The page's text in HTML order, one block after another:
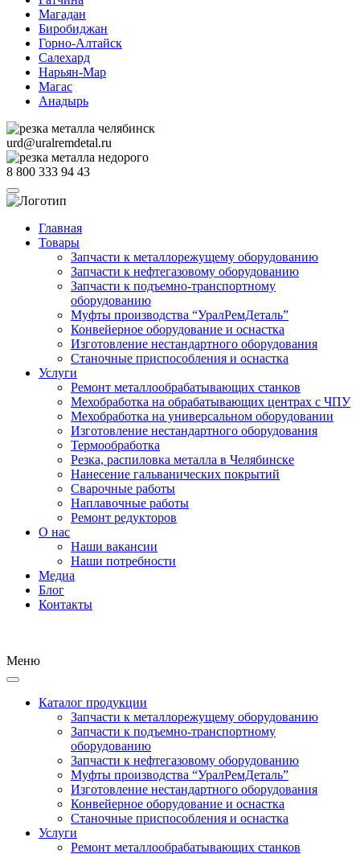
Магадан
Биробиджан
Горно-Алтайск
Салехард
Нарьян-Мар
Магас
Анадырь
urd@uralremdetal.ru
8 800 333 94 43
Главная
Товары
Запчасти к металлорежущему оборудованию
Запчасти к нефтегазовому оборудованию
Запчасти к подъемно-транспортному
оборудованию
Муфты производства “УралРемДеталь”
Конвейерное оборудование и оснастка
Изготовление нестандартного оборудования
Станочные приспособления и оснастка
Услуги
Ремонт металлообрабатывающих станков
Мехобработка на обрабатывающих центрах с ЧПУ
Мехобработка на универсальном оборудовании
Изготовление нестандартного оборудования
Термообработка
Резка, распиловка металла в Челябинске
Нанесение гальванических покрытий
Сварочные работы
Наплавочные работы
Ремонт редукторов
О нас
Наши вакансии
Наши потребности
Медиа
Блог
Контакты
Меню
Каталог продукции
Запчасти к металлорежущему оборудованию
Запчасти к подъемно-транспортному
оборудованию
Запчасти к нефтегазовому оборудованию
Муфты производства “УралРемДеталь”
Изготовление нестандартного оборудования
Конвейерное оборудование и оснастка
Станочные приспособления и оснастка
Услуги
Ремонт металлообрабатывающих станков